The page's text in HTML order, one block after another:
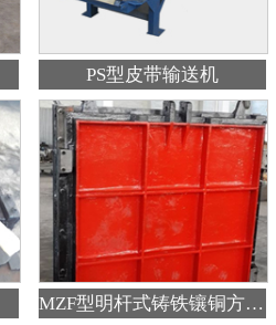
PS型皮带输送机
MZF型明杆式铸铁镶铜方闸门